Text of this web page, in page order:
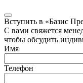
Вступить в «Базис
С вами свяжется
чтобы обсудить
Имя
Телефон